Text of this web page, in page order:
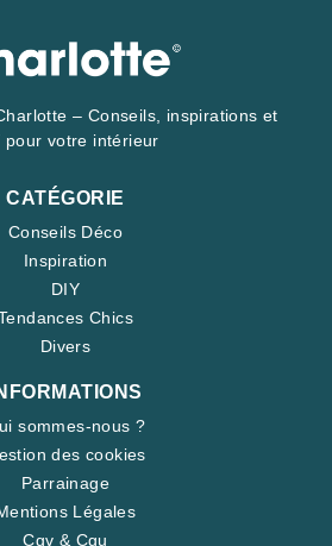
– Conseils, inspirations et
pour votre intérieur
CATÉGORIE
Conseils Déco
Inspiration
DIY
Chics
Divers
sommes-nous ?
des cookies
Parrainage
Légales
Cgv & Cgu